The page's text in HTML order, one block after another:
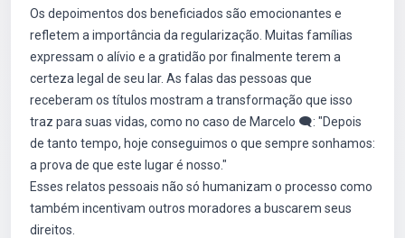
Os depoimentos dos beneficiados são emocionantes e
refletem a importância da regularização. Muitas famílias
expressam o alívio e a gratidão por finalmente terem a
certeza legal de seu lar. As falas das pessoas que
receberam os títulos mostram a transformação que isso
traz para suas vidas, como no caso de Marcelo 🗨️: "Depois
de tanto tempo, hoje conseguimos o que sempre sonhamos:
a prova de que este lugar é nosso."
Esses relatos pessoais não só humanizam o processo como
também incentivam outros moradores a buscarem seus
direitos.